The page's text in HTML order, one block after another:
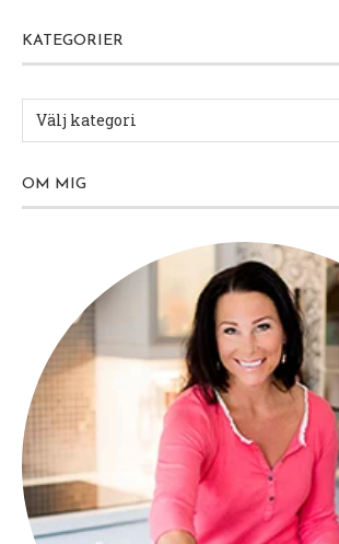
kul med lite nytt och fräscht hemma
sedan!
I förrgår åt vi den här grymt goda
laxpannan! Man kan ha vit fisk
jag tycker lax ger mer smak då den
Gul lök, vitt vin och saffran i
doften!